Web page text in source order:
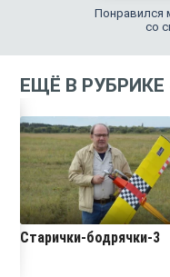
Понравился
со
ЕЩЁ В РУБРИКЕ
Старички-бодрячки-3